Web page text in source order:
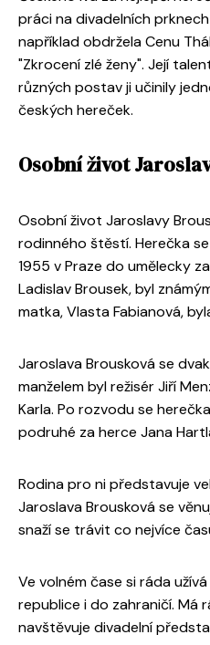
práci na divadelních
například obdržela Cenu
"Zkrocení zlé ženy". Její
různých postav ji učinily
českých hereček.
Osobní život
Osobní život Jaroslavy
rodinného štěstí. Herečka
1955 v Praze do umělecky
Ladislav Brousek, byl
matka, Vlasta Fabianová,
Jaroslava Brousková se
manželem byl režisér Jiří
Karla. Po rozvodu se
podruhé za herce Jana
Rodina pro ni představuje
Jaroslava Brousková se
snaží se trávit co nejvíce
Ve volném čase si ráda
republice i do zahraničí. Má
navštěvuje divadelní